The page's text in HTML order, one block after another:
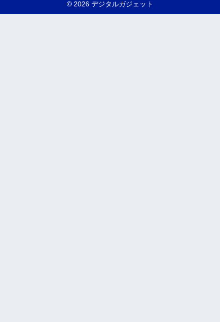
© 2026 デジタルガジェット